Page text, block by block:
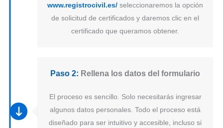
www.registrocivil.es/ seleccionaremos la opción
de solicitud de certificados y daremos clic en el
certificado que queramos obtener.
Paso 2: Rellena los datos del formulario
El proceso es sencillo. Solo necesitarás ingresar
algunos datos personales. Todo el proceso está
diseñado para ser intuitivo y accesible, incluso si